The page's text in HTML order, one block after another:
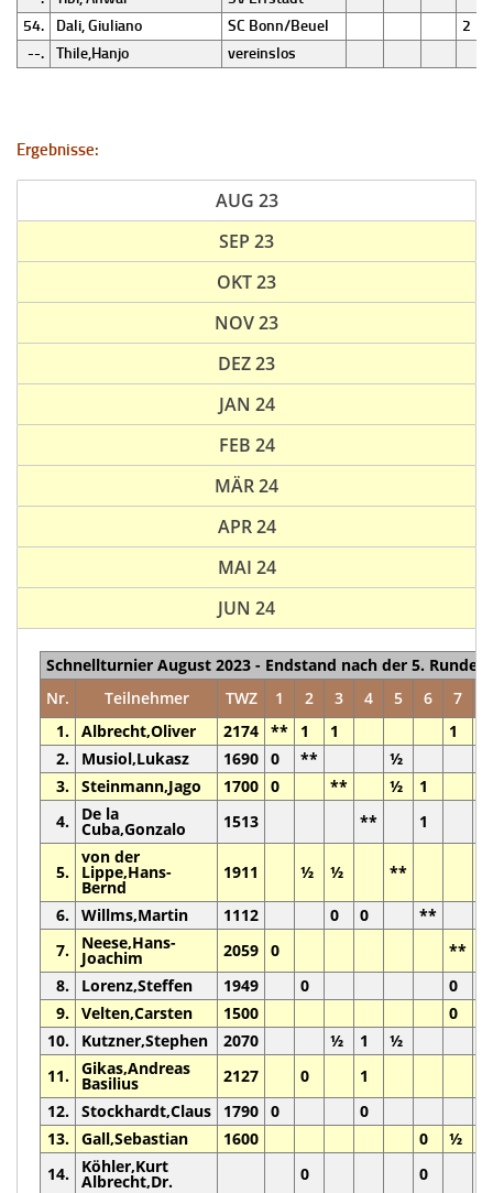
54.
Dali, Giuliano SC Bonn/Beuel
2
--.
Thile,Hanjo vereinslos
Ergebnisse:
AUG 23
SEP 23
OKT 23
NOV 23
DEZ 23
JAN 24
FEB 24
MÄR 24
APR 24
MAI 24
JUN 24
Schnellturnier August 2023 - Endstand nach der 5. Runde
Nr.
Teilnehmer TWZ 1 2 3 4 5 6 7
1. Albrecht,Oliver 2174 ** 1 1
1
2.
Musiol,Lukasz 1690 0 ** ½
3. Steinmann,Jago 1700 0 ** ½
1
4.
De la
Cuba,Gonzalo 1513 ** 1
5.
von der
Lippe,Hans-
Bernd
1911 ½ ½ **
6. Willms,Martin 1112 0 0
**
7.
Neese,Hans-
Joachim 2059 0 **
8.
Lorenz,Steffen 1949 0 0
9. Velten,Carsten 1500 0
10.
Kutzner,Stephen 2070 ½ 1
½
11. Gikas,Andreas
Basilius 2127 0
1
12. Stockhardt,Claus 1790 0
0
13. Gall,Sebastian 1600 0
½
14.
Köhler,Kurt
Albrecht,Dr. 0 0